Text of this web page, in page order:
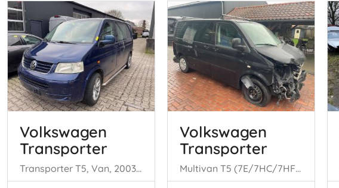
Volkswagen
Transporter
Transporter T5, Van, 2003 / 2015 2.5 TDi
Volkswagen
Transporter
Multivan T5 (7E/7HC/7HF/7HM), MPV, 2003 / 2015 2.5 Tdi